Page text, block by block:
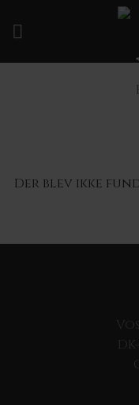
til
Der blev ikke